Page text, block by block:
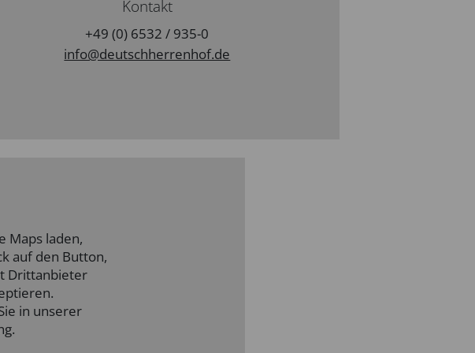
Kontakt
+49 (0) 6532 / 935-0
info@deutschherrenhof.de
Maps laden,
auf den Button,
Drittanbieter
in unserer